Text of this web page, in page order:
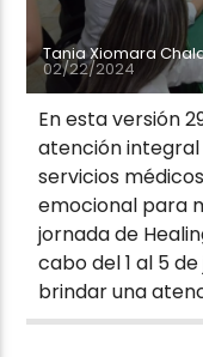
Tania Xiomara
02/22/2024
En esta versión
atención integral
servicios
emocional para
jornada de
cabo del 1 al 5
brindar una